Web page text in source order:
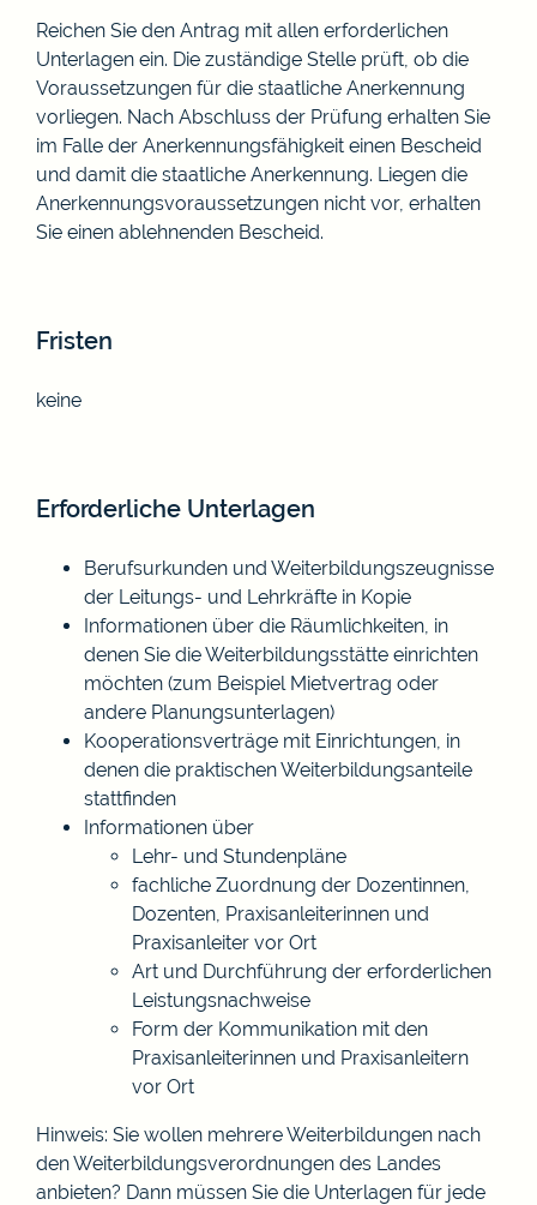
Reichen Sie den Antrag mit allen erforderlichen
Unterlagen ein. Die zuständige Stelle prüft, ob die
Voraussetzungen für die staatliche Anerkennung
vorliegen. Nach Abschluss der Prüfung erhalten Sie
im Falle der Anerkennungsfähigkeit einen Bescheid
und damit die staatliche Anerkennung. Liegen die
Anerkennungsvoraussetzungen nicht vor, erhalten
Sie einen ablehnenden Bescheid.
Fristen
keine
Erforderliche Unterlagen
Berufsurkunden und Weiterbildungszeugnisse
der Leitungs- und Lehrkräfte in Kopie
Informationen über die Räumlichkeiten, in
denen Sie die Weiterbildungsstätte einrichten
möchten (zum Beispiel Mietvertrag oder
andere Planungsunterlagen)
Kooperationsverträge mit Einrichtungen, in
denen die praktischen Weiterbildungsanteile
stattfinden
Informationen über
Lehr- und Stundenpläne
fachliche Zuordnung der Dozentinnen,
Dozenten, Praxisanleiterinnen und
Praxisanleiter vor Ort
Art und Durchführung der erforderlichen
Leistungsnachweise
Form der Kommunikation mit den
Praxisanleiterinnen und Praxisanleitern
vor Ort
Hinweis: Sie wollen mehrere Weiterbildungen nach
den Weiterbildungsverordnungen des Landes
anbieten? Dann müssen Sie die Unterlagen für jede